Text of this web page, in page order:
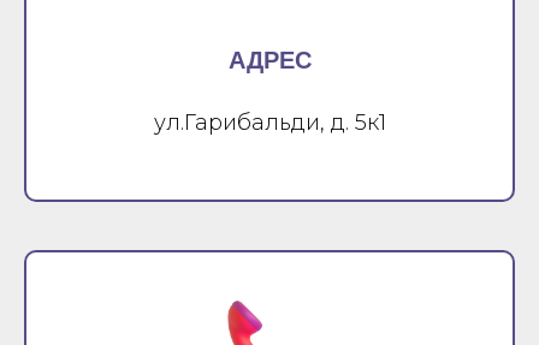
АДРЕС
ул.Гарибальди, д. 5к1